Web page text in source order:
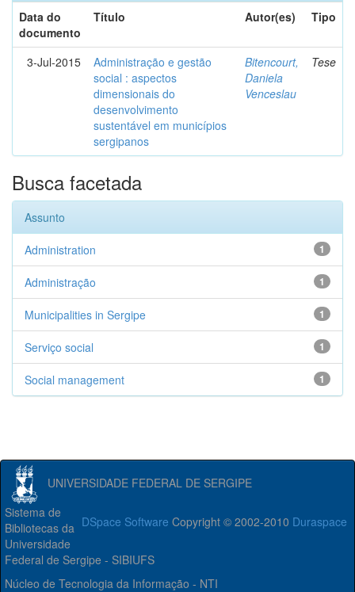
Data do
documento
Título Autor(es) Tipo
3-Jul-2015
Administração e gestão
social : aspectos
dimensionais do
desenvolvimento
sustentável em municípios
sergipanos
Bitencourt,
Daniela
Venceslau
Tese
Busca facetada
Assunto
1
Administration
1
Administração
1
Municipalities in Sergipe
1
Serviço social
1
Social management
UNIVERSIDADE FEDERAL DE SERGIPE
DSpace Software Copyright © 2002-2010 Duraspace
Sistema de
Bibliotecas da
Universidade
Federal de Sergipe - SIBIUFS
Núcleo de Tecnologia da Informação - NTI